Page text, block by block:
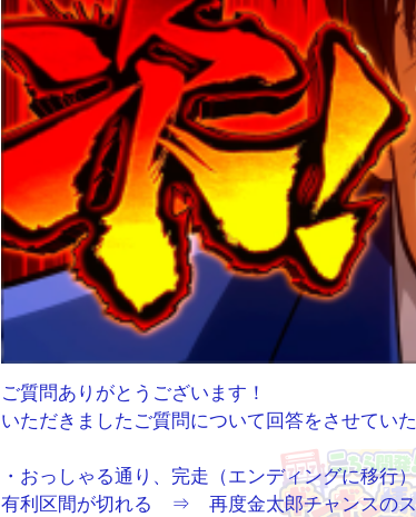
ご質問ありがとうございます！
いただきましたご質問について回答をさせていた
・おっしゃる通り、完走（エンディングに移行
有利区間が切れる ⇒ 再度金太郎チャンスの